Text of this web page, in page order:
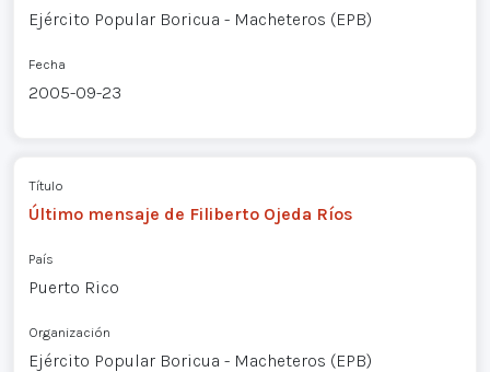
Ejército Popular Boricua - Macheteros (EPB)
Fecha
2005-09-23
Título
Último mensaje de Filiberto Ojeda Ríos
País
Puerto Rico
Organización
Ejército Popular Boricua - Macheteros (EPB)